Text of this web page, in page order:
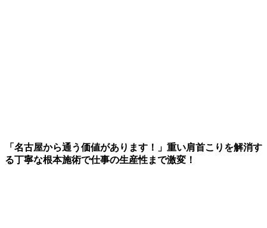
「名古屋から通う価値があります！」重い肩首こりを解消す
る丁寧な根本施術で仕事の生産性まで激変！